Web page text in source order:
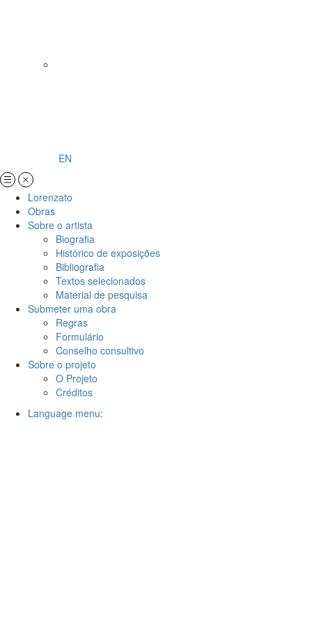
EN
Lorenzato
Obras
Sobre o artista
Biografia
Histórico de exposições
Bibliografia
Textos selecionados
Material de pesquisa
Submeter uma obra
Regras
Formulário
Conselho consultivo
Sobre o projeto
O Projeto
Créditos
Language menu: